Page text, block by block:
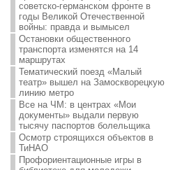
советско-германском фронте в
годы Великой Отечественной
войны: правда и вымысел
Остановки общественного
транспорта изменятся на 14
маршрутах
Тематический поезд «Малый
театр» вышел на Замоскворецкую
линию метро
Все на ЧМ: в центрах «Мои
документы» выдали первую
тысячу паспортов болельщика
Осмотр строящихся объектов в
ТиНАО
Профориентационные игры в